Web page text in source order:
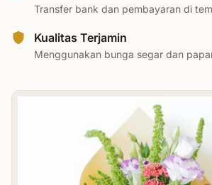
Transfer bank dan pembayaran di
Kualitas Terjamin
Menggunakan bunga segar dan